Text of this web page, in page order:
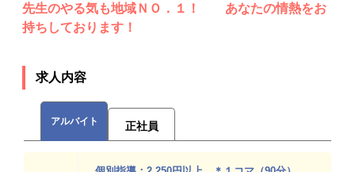
先生のやる気も地域ＮＯ．１！ あなたの情熱をお
持ちしております！
求人内容
アルバイト 正社員